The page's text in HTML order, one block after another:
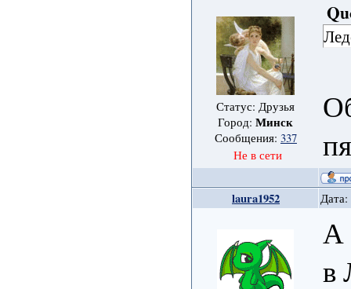
Статус: Друзья
Город:Минск
Сообщения: 337
Не в сети
laura1952
А
в